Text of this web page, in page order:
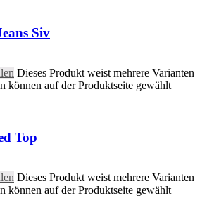
Siv
Dieses Produkt weist mehrere Varianten
können auf der Produktseite gewählt
Top
Dieses Produkt weist mehrere Varianten
können auf der Produktseite gewählt